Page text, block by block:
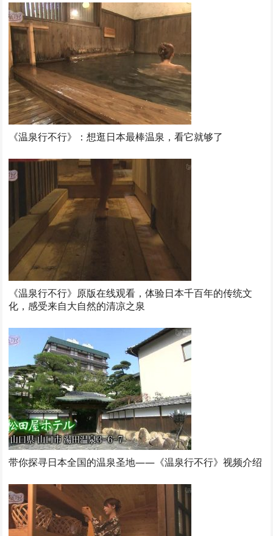
《温泉行不行》：想逛日本最棒温泉，看它就够了
《温泉行不行》原版在线观看，体验日本千百年的传统文
化，感受来自大自然的清凉之泉
带你探寻日本全国的温泉圣地——《温泉行不行》视频介绍